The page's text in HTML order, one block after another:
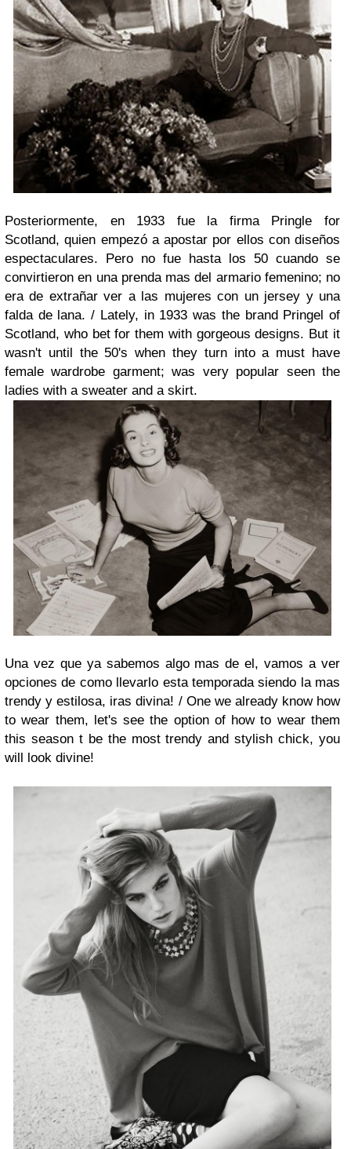
Posteriormente, en 1933 fue la firma Pringle for
Scotland, quien empezó a apostar por ellos con diseños
espectaculares. Pero no fue hasta los 50 cuando se
convirtieron en una prenda mas del armario femenino; no
era de extrañar ver a las mujeres con un jersey y una
falda de lana. / Lately, in 1933 was the brand Pringel of
Scotland, who bet for them with gorgeous designs. But it
wasn't until the 50's when they turn into a must have
female wardrobe garment; was very popular seen the
ladies with a sweater and a skirt.
Una vez que ya sabemos algo mas de el, vamos a ver
opciones de como llevarlo esta temporada siendo la mas
trendy y estilosa, iras divina! / One we already know how
to wear them, let's see the option of how to wear them
this season t be the most trendy and stylish chick, you
will look divine!